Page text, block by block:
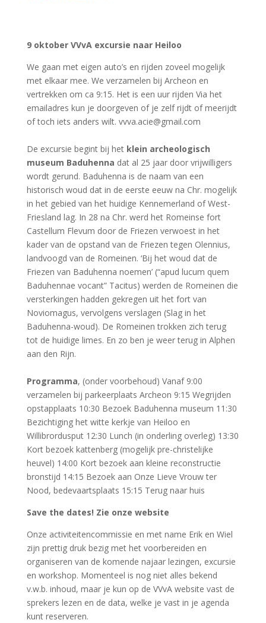
9 oktober VVvA excursie naar Heiloo
We gaan met eigen auto’s en rijden zoveel mogelijk
met elkaar mee. We verzamelen bij Archeon en
vertrekken om ca 9:15. Het is een uur rijden Via het
emailadres kun je doorgeven of je zelf rijdt of meerijdt
of toch iets anders wilt. vvva.acie@gmail.com
De excursie begint bij het klein archeologisch
museum Baduhenna dat al 25 jaar door vrijwilligers
wordt gerund. Baduhenna is de naam van een
historisch woud dat in de eerste eeuw na Chr. mogelijk
in het gebied van het huidige Kennemerland of West-
Friesland lag. In 28 na Chr. werd het Romeinse fort
Castellum Flevum door de Friezen verwoest in het
kader van de opstand van de Friezen tegen Olennius,
landvoogd van de Romeinen. ‘Bij het woud dat de
Friezen van Baduhenna noemen’ (“apud lucum quem
Baduhennae vocant” Tacitus) werden de Romeinen die
versterkingen hadden gekregen uit het fort van
Noviomagus, vervolgens verslagen (Slag in het
Baduhenna-woud). De Romeinen trokken zich terug
tot de huidige limes. En zo ben je weer terug in Alphen
aan den Rijn.
Programma, (onder voorbehoud) Vanaf 9:00
verzamelen bij parkeerplaats Archeon 9:15 Wegrijden
opstapplaats 10:30 Bezoek Baduhenna museum 11:30
Bezichtiging het witte kerkje van Heiloo en
Willibrordusput 12:30 Lunch (in onderling overleg) 13:30
Kort bezoek kattenberg (mogelijk pre-christelijke
heuvel) 14:00 Kort bezoek aan kleine reconstructie
bronstijd 14:15 Bezoek aan Onze Lieve Vrouw ter
Nood, bedevaartsplaats 15:15 Terug naar huis
Save the dates! Zie onze website
Onze activiteitencommissie en met name Erik en Wiel
zijn prettig druk bezig met het voorbereiden en
organiseren van de komende najaar lezingen, excursie
en workshop. Momenteel is nog niet alles bekend
v.w.b. inhoud, maar je kun op de VVvA website vast de
sprekers lezen en de data, welke je vast in je agenda
kunt reserveren.